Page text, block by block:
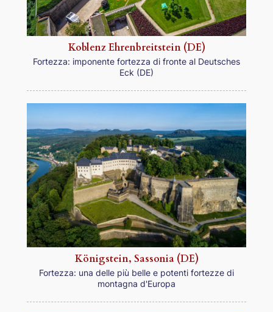
Koblenz Ehrenbreitstein (DE)
Fortezza: imponente fortezza di fronte al Deutsches
Eck (DE)
Königstein, Sassonia (DE)
Fortezza: una delle più belle e potenti fortezze di
montagna d'Europa